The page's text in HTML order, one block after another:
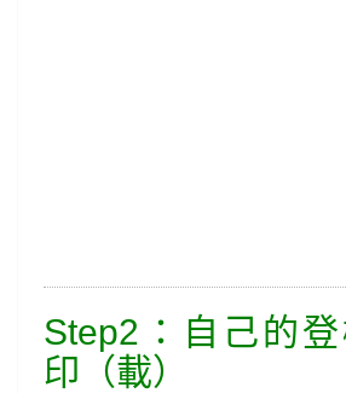
Step2：自己的
印（載）